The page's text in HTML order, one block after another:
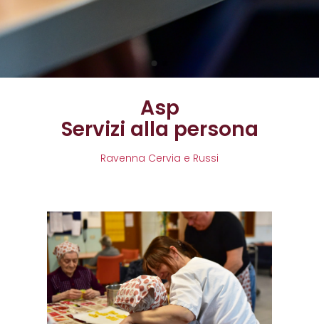
Asp
Servizi alla persona
Ravenna Cervia e Russi